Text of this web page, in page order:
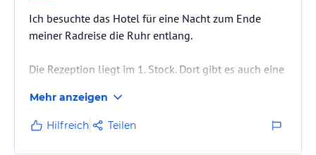
Ich besuchte das Hotel für eine Nacht zum Ende
meiner Radreise die Ruhr entlang.
Die Rezeption liegt im 1. Stock. Dort gibt es auch eine
beinahe familiär. Alles wurde gut erklärt, auch Tipps
für Essen und Trinken sowie Sehenswürdigkeiten gab
Mehr anzeigen
Hilfreich Teilen